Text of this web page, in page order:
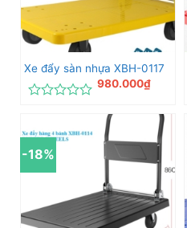
Xe đẩy sàn nhựa XBH-0117
hạng
0
5
sao
980.000₫
-18%